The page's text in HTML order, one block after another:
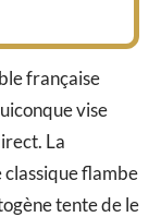
française
vise
La
flambe
tente de le